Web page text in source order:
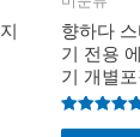
향하다
기 전용
기 개별
Rated